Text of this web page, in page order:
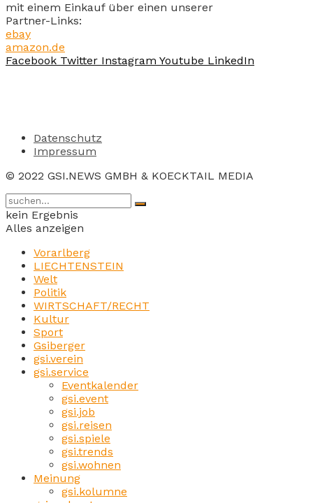
mit einem Einkauf über einen unserer
Partner-Links:
ebay
amazon.de
Facebook Twitter Instagram Youtube LinkedIn
Datenschutz
Impressum
© 2022 GSI.NEWS GMBH & KOECKTAIL MEDIA
kein Ergebnis
Alles anzeigen
Vorarlberg
LIECHTENSTEIN
Welt
Politik
WIRTSCHAFT/RECHT
Kultur
Sport
Gsiberger
gsi.verein
gsi.service
Eventkalender
gsi.event
gsi.job
gsi.reisen
gsi.spiele
gsi.trends
gsi.wohnen
Meinung
gsi.kolumne